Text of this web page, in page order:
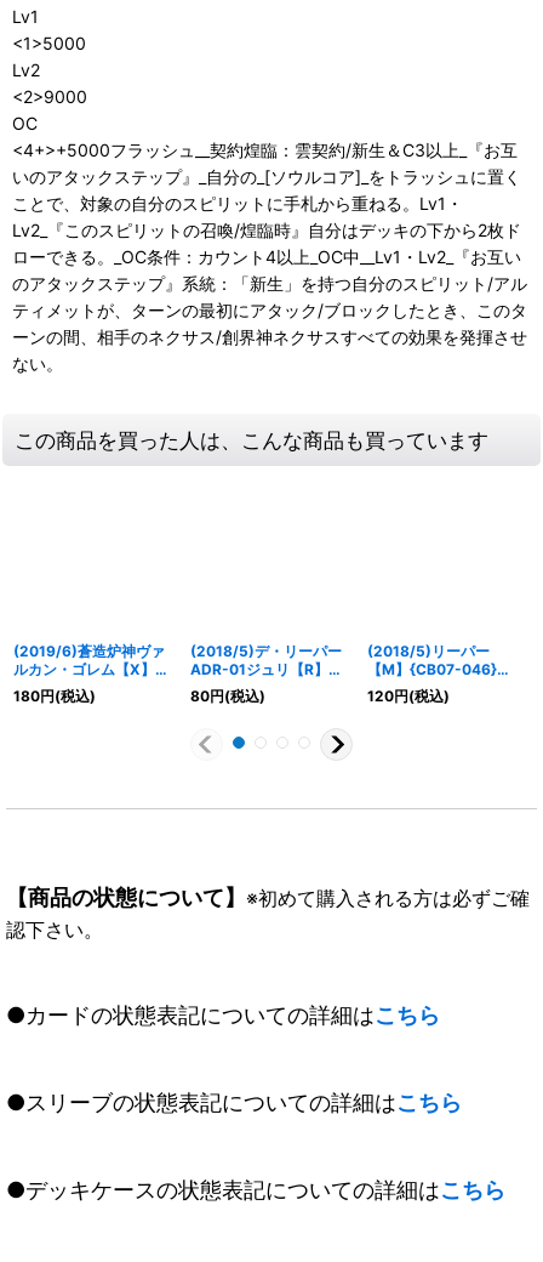
Lv1
<1>5000
Lv2
<2>9000
OC
<4+>+5000フラッシュ__契約煌臨：雲契約/新生＆C3以上_『お互
いのアタックステップ』_自分の_[ソウルコア]_をトラッシュに置く
ことで、対象の自分のスピリットに手札から重ねる。Lv1・
Lv2_『このスピリットの召喚/煌臨時』自分はデッキの下から2枚ド
ローできる。_OC条件：カウント4以上_OC中__Lv1・Lv2_『お互い
のアタックステップ』系統：「新生」を持つ自分のスピリット/アル
ティメットが、ターンの最初にアタック/ブロックしたとき、このタ
ーンの間、相手のネクサス/創界神ネクサスすべての効果を発揮させ
ない。
この商品を買った人は、こんな商品も買っています
(2019/6)蒼造炉神ヴァ
ルカン・ゴレム【X】
{BS50-X06}《青》
180円(税込)
(2018/5)デ・リーパー
ADR-01ジュリ【R】
{CB07-044}《多》
80円(税込)
(2018/5)リーパー
【M】{CB07-046}
《多》
120円(税込)
【商品の状態について】 ※初めて購入される方は必ずご確
認下さい。
●カードの状態表記についての詳細はこちら
●スリーブの状態表記についての詳細はこちら
●デッキケースの状態表記についての詳細はこちら